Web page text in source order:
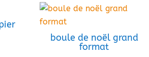
boule de noël grand
format